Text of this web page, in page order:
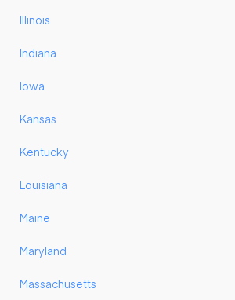
Illinois
Indiana
Iowa
Kansas
Kentucky
Louisiana
Maine
Maryland
Massachusetts